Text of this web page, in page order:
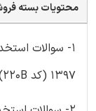
محتویات بسته
1397 (کد 220B) شامل 70 سوال با